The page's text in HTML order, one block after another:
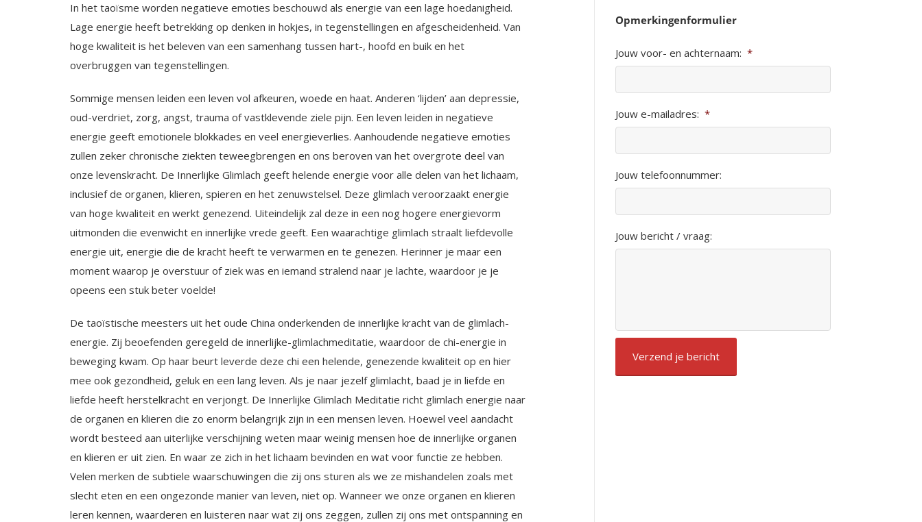
In het taoïsme worden negatieve emoties beschouwd als energie van een lage hoedanigheid.
Lage energie heeft betrekking op denken in hokjes, in tegenstellingen en afgescheidenheid. Van
hoge kwaliteit is het beleven van een samenhang tussen hart-, hoofd en buik en het
overbruggen van tegenstellingen.
Sommige mensen leiden een leven vol afkeuren, woede en haat. Anderen ‘lijden’ aan depres­sie,
oud-verdriet, zorg, angst, trauma of vastklevende ziele pijn. Een leven leiden in negatieve
energie geeft emotionele blokkades en veel energieverlies. Aanhoudende negatieve emoties
zullen zeker chronische ziekten teweegbrengen en ons beroven van het overgrote deel van
onze levenskracht. De Innerlijke Glimlach geeft helende energie voor alle delen van het li­chaam,
inclusief de organen, klieren, spieren en het zenuwstelsel. Deze glimlach veroorzaakt energie
van hoge kwaliteit en werkt genezend. Uiteindelijk zal deze in een nog hogere energievorm
uitmonden die evenwicht en innerlijke vrede geeft. Een waarachtige glimlach straalt liefdevolle
energie uit, energie die de kracht heeft te verwarmen en te genezen. Herinner je maar een
moment waarop je overstuur of ziek was en iemand stralend naar je lachte, waardoor je je
opeens een stuk beter voelde!
De taoïstische meesters uit het oude China onderkenden de innerlijke kracht van de glimlach-
energie. Zij beoefenden geregeld de innerlijke-glimlachmeditatie, waardoor de chi-energie in
beweging kwam. Op haar beurt leverde deze chi een helende, genezende kwaliteit op en hier
mee ook gezondheid, geluk en een lang leven. Als je naar jezelf glimlacht, baad je in liefde en
liefde heeft herstelkracht en verjongt. De Innerlijke Glimlach Meditatie richt glimlach energie naar
de orga­nen en klieren die zo enorm belangrijk zijn in een mensen leven. Hoewel veel aandacht
wordt besteed aan uiterlijke verschijning we­ten maar weinig mensen hoe de innerlijke organen
en klieren er uit zien. En waar ze zich in het lichaam bevinden en wat voor functie ze hebben.
Velen merken de subtiele waarschuwingen die zij ons sturen als we ze mishandelen zoals met
slecht eten en een ongezonde manier van leven, niet op. Wanneer we onze organen en klieren
leren kennen, waarderen en luisteren naar wat zij ons zeggen, zullen zij ons met ontspanning en
Opmerkingenformulier
Jouw voor- en achternaam: *
Jouw e-mailadres: *
Jouw telefoonnummer:
Jouw bericht / vraag: